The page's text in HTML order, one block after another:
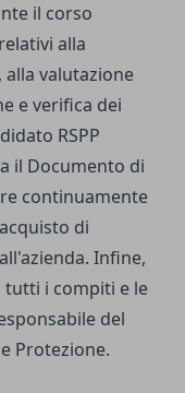
il corso
alla
valutazione
e verifica dei
RSPP
il Documento di
continuamente
di
Infine,
i compiti e le
del
Protezione.